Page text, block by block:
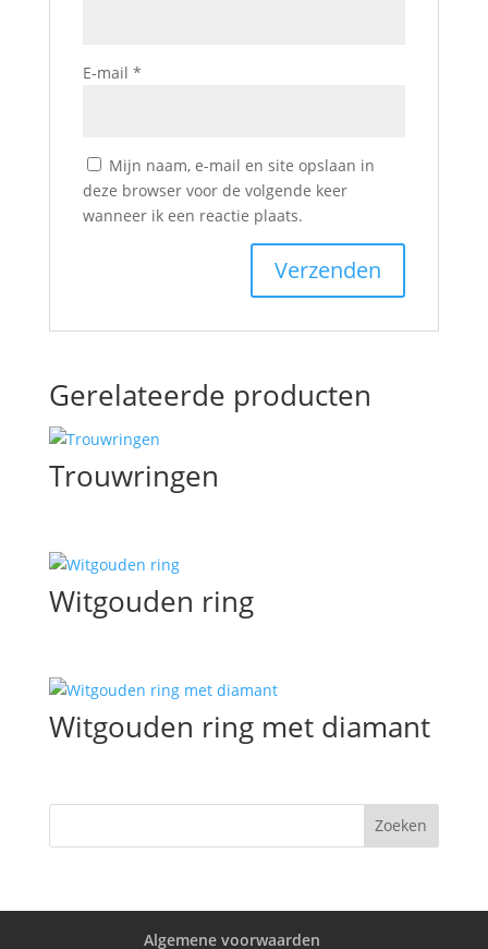
E-mail *
Mijn naam, e-mail en site opslaan in
deze browser voor de volgende keer
wanneer ik een reactie plaats.
Gerelateerde producten
Trouwringen
Witgouden ring
Witgouden ring met diamant
Algemene voorwaarden